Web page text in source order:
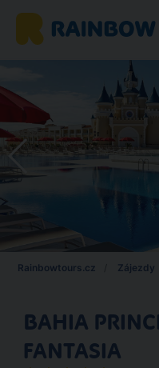
Rainbowtours.cz Zájezdy
BAHIA
FANTASIA